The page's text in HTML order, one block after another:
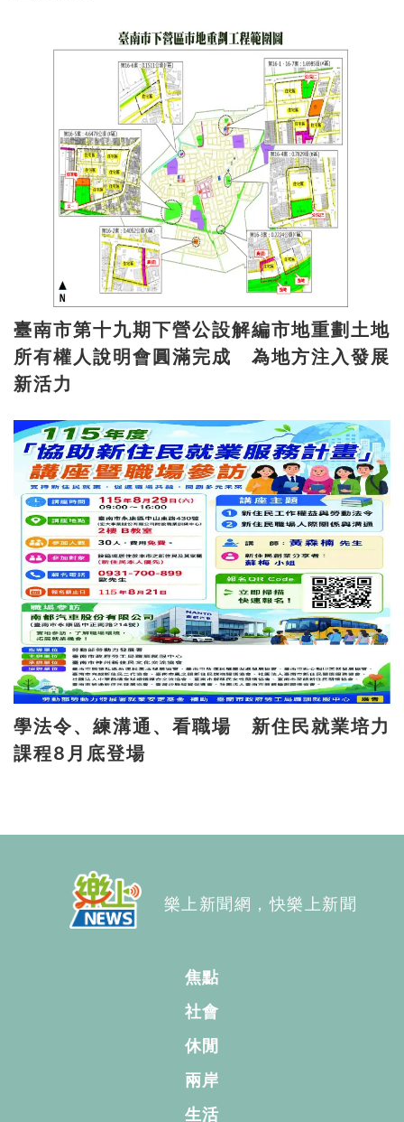
臺南市第十九期下營公設解編市地重劃土地
所有權人說明會圓滿完成 為地方注入發展
新活力
學法令、練溝通、看職場 新住民就業培力
課程8月底登場
樂上新聞網，快樂上新聞
焦點
社會
休閒
兩岸
生活